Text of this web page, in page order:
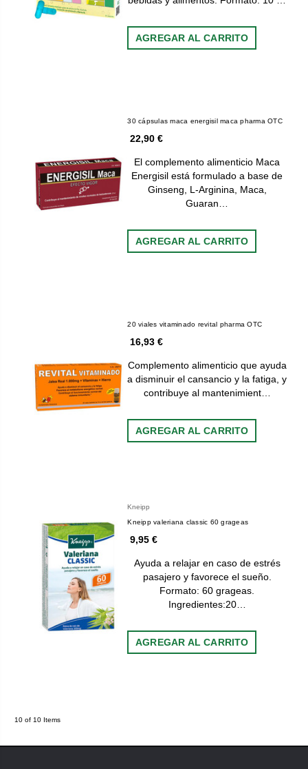
AGREGAR AL CARRITO
30 cápsulas maca energisil maca pharma OTC
22,90 €
El complemento alimenticio Maca
Energisil está formulado a base de
Ginseng, L-Arginina, Maca,
Guaran…
AGREGAR AL CARRITO
20 viales vitaminado revital pharma OTC
16,93 €
Complemento alimenticio que ayuda
a disminuir el cansancio y la fatiga, y
contribuye al mantenimient…
AGREGAR AL CARRITO
Kneipp
Kneipp valeriana classic 60 grageas
9,95 €
Ayuda a relajar en caso de estrés
pasajero y favorece el sueño.
Formato: 60 grageas.
Ingredientes:20…
AGREGAR AL CARRITO
10 of 10 Items